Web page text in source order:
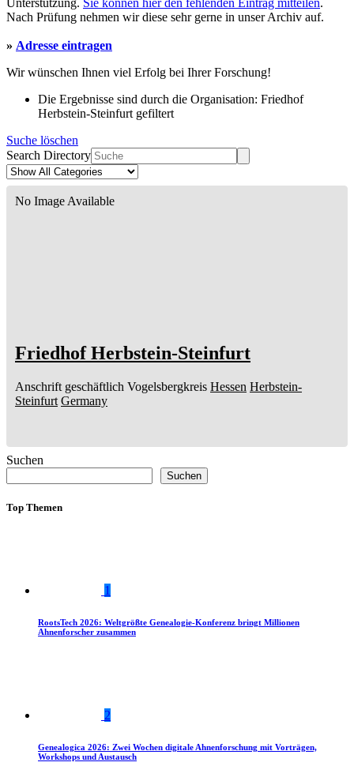
Unterstützung. Sie können hier den fehlenden Eintrag mitteilen.
Nach Prüfung nehmen wir diese sehr gerne in unser Archiv auf.
» Adresse eintragen
Wir wünschen Ihnen viel Erfolg bei Ihrer Forschung!
Die Ergebnisse sind durch die Organisation: Friedhof
Herbstein-Steinfurt gefiltert
Suche löschen
Search Directory
No Image Available
Friedhof Herbstein-Steinfurt
Anschrift geschäftlich Vogelsbergkreis Hessen Herbstein-
Steinfurt Germany
Suchen
Suchen
Top Themen
1
RootsTech 2026: Weltgrößte Genealogie-Konferenz bringt Millionen
Ahnenforscher zusammen
2
Genealogica 2026: Zwei Wochen digitale Ahnenforschung mit Vorträgen,
Workshops und Austausch